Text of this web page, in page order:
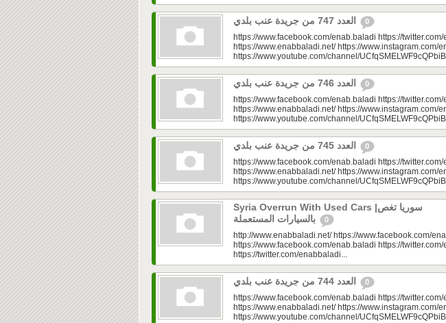
0
https://www.facebook.com/enab.baladi https://
https://www.enabbaladi.net/ https://www.instagram.com/
https://www.youtube.com/channel/
0
https://www.facebook.com/enab.baladi https://
https://www.enabbaladi.net/ https://www.instagram.com/
https://www.youtube.com/channel/
0
https://www.facebook.com/enab.baladi https://
https://www.enabbaladi.net/ https://www.instagram.com/
https://www.youtube.com/channel/
Syria Overrun With Used Cars |سوريا تغص
0
http://www.enabbaladi.net/ https://www.facebook.com/
https://www.facebook.com/enab.baladi https://
https://twitter.com/enabbaladi...
0
https://www.facebook.com/enab.baladi https://
https://www.enabbaladi.net/ https://www.instagram.com/
https://www.youtube.com/channel/